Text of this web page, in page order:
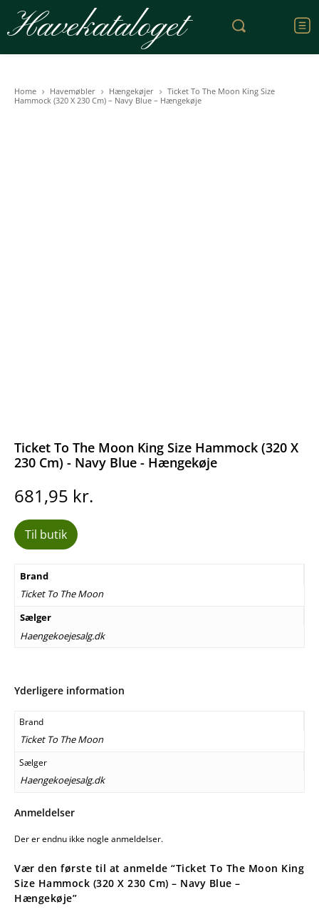
Havekataloget
Home Havemøbler Hængekøjer
Ticket To The Moon King Size
Hammock (320 X 230 Cm) – Navy Blue – Hængekøje
Ticket To The Moon King Size Hammock (320 X
230 Cm) - Navy Blue - Hængekøje
681,95 kr.
Til butik
Brand
Ticket To The Moon
Sælger
Haengekoejesalg.dk
Yderligere information
Brand
Ticket To The Moon
Sælger
Haengekoejesalg.dk
Anmeldelser
Der er endnu ikke nogle anmeldelser.
Vær den første til at anmelde “Ticket To The Moon King
Size Hammock (320 X 230 Cm) – Navy Blue –
Hængekøje”